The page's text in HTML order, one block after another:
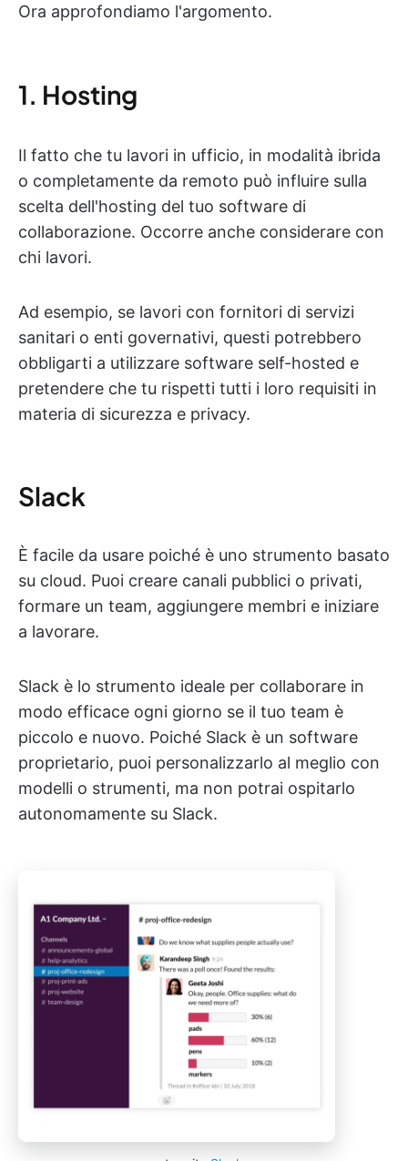
Ora approfondiamo l'argomento.
1. Hosting
Il fatto che tu lavori in ufficio, in modalità ibrida
o completamente da remoto può influire sulla
scelta dell'hosting del tuo software di
collaborazione. Occorre anche considerare con
chi lavori.
Ad esempio, se lavori con fornitori di servizi
sanitari o enti governativi, questi potrebbero
obbligarti a utilizzare software self-hosted e
pretendere che tu rispetti tutti i loro requisiti in
materia di sicurezza e privacy.
Slack
È facile da usare poiché è uno strumento basato
su cloud. Puoi creare canali pubblici o privati,
formare un team, aggiungere membri e iniziare
a lavorare.
Slack è lo strumento ideale per collaborare in
modo efficace ogni giorno se il tuo team è
piccolo e nuovo. Poiché Slack è un software
proprietario, puoi personalizzarlo al meglio con
modelli o strumenti, ma non potrai ospitarlo
autonomamente su Slack.